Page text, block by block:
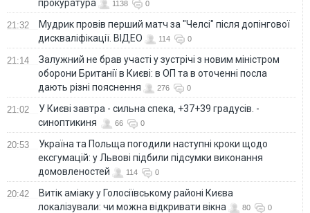
прокуратура 1138 0
21:32
Мудрик провів перший матч за "Челсі" після допінгової
дискваліфікації. ВІДЕО
114 0
21:14
Залужний не брав участі у зустрічі з новим міністром
оборони Британії в Києві: в ОП та в оточенні посла
дають різні пояснення
276 0
21:02
У Києві завтра - сильна спека, +37+39 градусів. -
синоптикиня
66 0
20:53
Україна та Польща погодили наступні кроки щодо
ексгумацій: у Львові підбили підсумки виконання
домовленостей
114 0
20:42
Витік аміаку у Голосіївському районі Києва
локалізували: чи можна відкривати вікна
80 0